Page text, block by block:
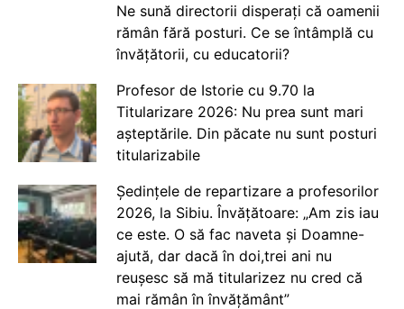
Ne sună directorii disperați că oamenii
rămân fără posturi. Ce se întâmplă cu
învățătorii, cu educatorii?
Profesor de Istorie cu 9.70 la
Titularizare 2026: Nu prea sunt mari
așteptările. Din păcate nu sunt posturi
titularizabile
Ședințele de repartizare a profesorilor
2026, la Sibiu. Învățătoare: „Am zis iau
ce este. O să fac naveta și Doamne-
ajută, dar dacă în doi,trei ani nu
reușesc să mă titularizez nu cred că
mai rămân în învățământ”